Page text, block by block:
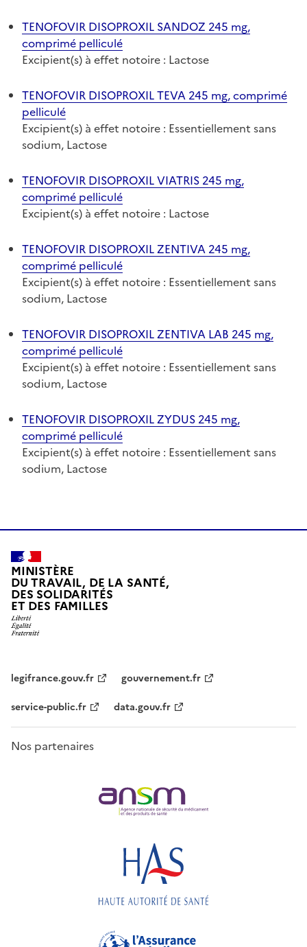
TENOFOVIR DISOPROXIL SANDOZ 245 mg,
comprimé pelliculé
Excipient(s) à effet notoire : Lactose
TENOFOVIR DISOPROXIL TEVA 245 mg, comprimé
pelliculé
Excipient(s) à effet notoire : Essentiellement sans
sodium, Lactose
TENOFOVIR DISOPROXIL VIATRIS 245 mg,
comprimé pelliculé
Excipient(s) à effet notoire : Lactose
TENOFOVIR DISOPROXIL ZENTIVA 245 mg,
comprimé pelliculé
Excipient(s) à effet notoire : Essentiellement sans
sodium, Lactose
TENOFOVIR DISOPROXIL ZENTIVA LAB 245 mg,
comprimé pelliculé
Excipient(s) à effet notoire : Essentiellement sans
sodium, Lactose
TENOFOVIR DISOPROXIL ZYDUS 245 mg,
comprimé pelliculé
Excipient(s) à effet notoire : Essentiellement sans
sodium, Lactose
MINISTÈRE
DU TRAVAIL, DE LA SANTÉ,
DES SOLIDARITÉS
ET DES FAMILLES
legifrance.gouv.fr
gouvernement.fr
service-public.fr
data.gouv.fr
Nos partenaires